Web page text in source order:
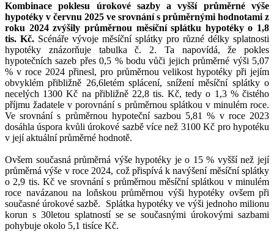
Kombinace poklesu úrokové sazby a vyšší průměrné výše
hypotéky v červnu 2025 ve srovnání s průměrnými hodnotami z
roku 2024 zvýšily průměrnou měsíční splátku hypotéky o 1,8
tis. Kč. Scénáře vývoje měsíční splátky pro různé délky splatnosti
hypotéky znázorňuje tabulka č. 2. Ta napovídá, že pokles
hypotečních sazeb přes 0,5 % bodu vůči jejich průměrné výši 5,07
% v roce 2024 přinesl, pro průměrnou velikost hypotéky při jejím
obvyklém přibližně 26,6letém splácení, snížení měsíční splátky o
necelých 1300 Kč na přibližně 22,8 tis. Kč, tedy o 1,3 % čistého
příjmu žadatele v porovnání s průměrnou splátkou v minulém roce.
Ve srovnání s průměrnou hypoteční sazbou 5,81 % v roce 2023
dosáhla úspora kvůli úrokové sazbě více než 3100 Kč pro hypotéku
v její aktuální průměrné hodnotě.
Ovšem současná průměrná výše hypotéky je o 15 % vyšší než její
průměrná výše v roce 2024, což přispívá k navýšení měsíční splátky
o 2,9 tis. Kč ve srovnání s průměrnou měsíční splátkou v minulém
roce navázanou na loňskou průměrnou výši hypotéky ovšem při
současné úrokové sazbě. Splátka hypotéky ve výši jednoho milionu
korun s 30letou splatností se se současnými úrokovými sazbami
pohybuje okolo 5,1 tisíce Kč.